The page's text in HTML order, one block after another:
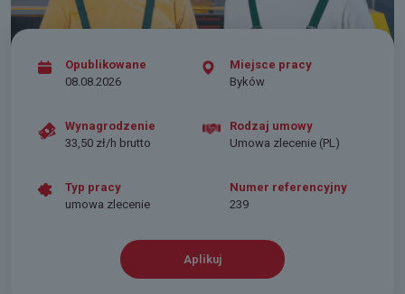
Opublikowane
08.08.2026
Miejsce pracy
Byków
Wynagrodzenie
33,50 zł/h brutto
Rodzaj umowy
Umowa zlecenie (PL)
Typ pracy
umowa zlecenie
Numer referencyjny
239
Aplikuj